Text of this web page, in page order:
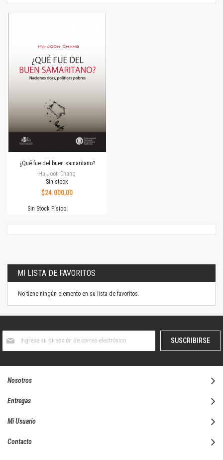
¿Qué fue del buen samaritano?
Ha-Joon Chang
Sin stock
$24.000,00
Sin Stock Físico
MI LISTA DE FAVORITOS
No tiene ningún elemento en su lista de favoritos.
boletín
SUSCRIBIRSE
Nosotros
Entregas
Mi Usuario
Contacto